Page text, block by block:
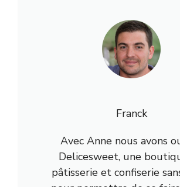
Franck
Avec Anne nous avons
Delicesweet, une
pâtisserie et confiserie